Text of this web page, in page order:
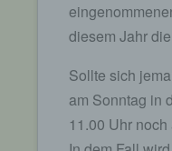
diesem Jahr
Sollte sich
am Sonntag in
11.00 Uhr